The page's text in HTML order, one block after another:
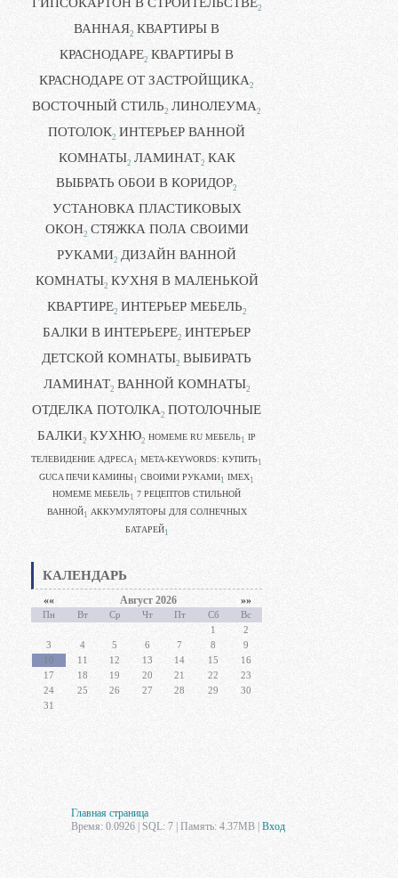
2
ВАННАЯ2 КВАРТИРЫ В
КРАСНОДАРЕ2 КВАРТИРЫ В
КРАСНОДАРЕ ОТ ЗАСТРОЙЩИКА2
ВОСТОЧНЫЙ СТИЛЬ2 ЛИНОЛЕУМА2
ПОТОЛОК2 ИНТЕРЬЕР ВАННОЙ
КОМНАТЫ2 ЛАМИНАТ2 КАК
ВЫБРАТЬ ОБОИ В КОРИДОР2
УСТАНОВКА ПЛАСТИКОВЫХ
ОКОН2 СТЯЖКА ПОЛА СВОИМИ
РУКАМИ2 ДИЗАЙН ВАННОЙ
КОМНАТЫ2 КУХНЯ В МАЛЕНЬКОЙ
КВАРТИРЕ2 ИНТЕРЬЕР МЕБЕЛЬ2
БАЛКИ В ИНТЕРЬЕРЕ2 ИНТЕРЬЕР
ДЕТСКОЙ КОМНАТЫ2 ВЫБИРАТЬ
ЛАМИНАТ2 ВАННОЙ КОМНАТЫ2
ОТДЕЛКА ПОТОЛКА2 ПОТОЛОЧНЫЕ
БАЛКИ2 КУХНЮ2 HOMEME RU МЕБЕЛЬ1 IP
ТЕЛЕВИДЕНИЕ АДРЕСА 1 META-KEYWORDS: КУПИТЬ1
GUCA ПЕЧИ КАМИНЫ1 CВОИМИ РУКАМИ1 IMEX1
HOMEME МЕБЕЛЬ1 7 РЕЦЕПТОВ СТИЛЬНОЙ
ВАННОЙ1 АККУМУЛЯТОРЫ ДЛЯ СОЛНЕЧНЫХ
БАТАРЕЙ1
КАЛЕНДАРЬ
«« Август 2026 »»
Пн Вт Ср Чт Пт Сб
Вс
1
2
3
4 5 6 7 8
9
10
11 12 13 14 15
16
17
18 19 20 21 22
23
24
25 26 27 28 29
30
31
Главная страница
Время: 0.0926 | SQL: 7 | Память: 4.37MB Вход